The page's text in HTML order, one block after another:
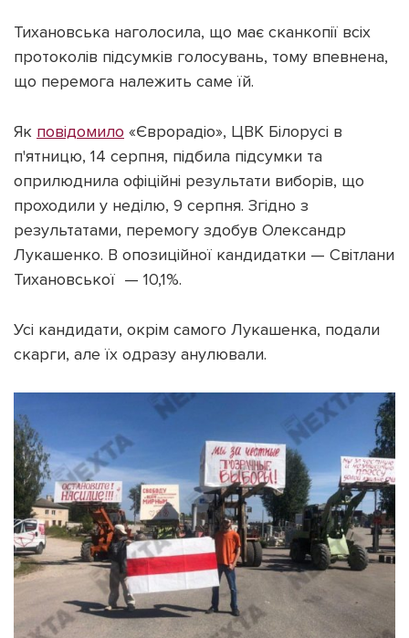
Тихановська наголосила, що має сканкопії всіх
протоколів підсумків голосувань, тому впевнена,
що перемога належить саме їй.
Як повідомило «Єврорадіо», ЦВК Білорусі в
п'ятницю, 14 серпня, підбила підсумки та
оприлюднила офіційні результати виборів, що
проходили у неділю, 9 серпня. Згідно з
результатами, перемогу здобув Олександр
Лукашенко. В опозиційної кандидатки — Світлани
Тихановської — 10,1%.
Усі кандидати, окрім самого Лукашенка, подали
скарги, але їх одразу анулювали.